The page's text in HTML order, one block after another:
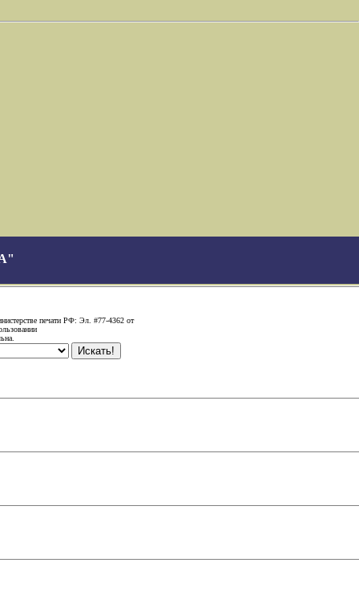
печати РФ: Эл. #77-4362 от